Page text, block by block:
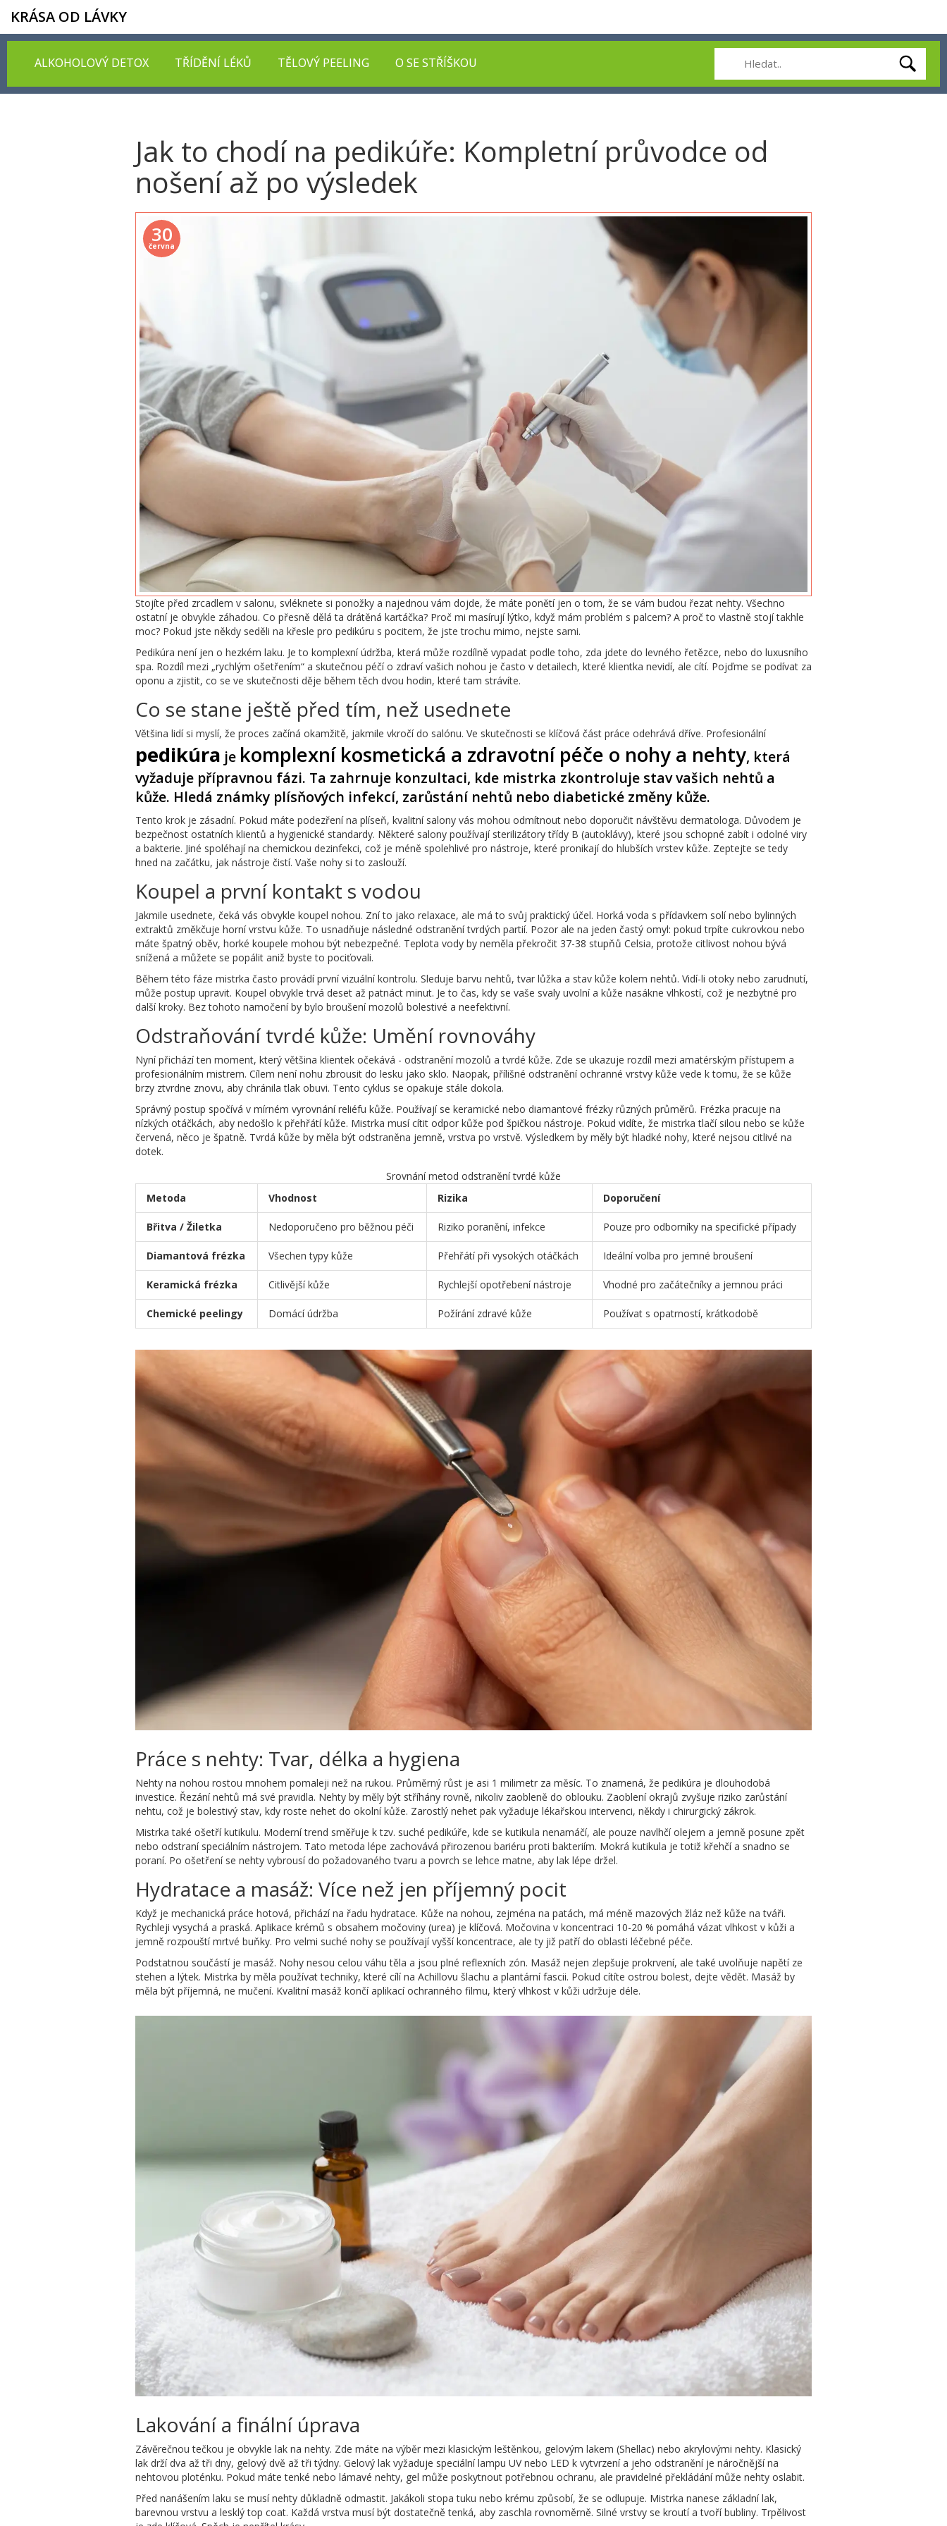
KRÁSA OD LÁVKY
ALKOHOLOVÝ DETOX TŘÍDĚNÍ LÉKŮ TĚLOVÝ PEELING O SE STŘÍŠKOU
Jak to chodí na pedikúře: Kompletní průvodce od
nošení až po výsledek
30
června
Stojíte před zrcadlem v salonu, svléknete si ponožky a najednou vám dojde, že máte ponětí jen o tom, že se vám budou řezat nehty. Všechno
ostatní je obvykle záhadou. Co přesně dělá ta drátěná kartáčka? Proč mi masírují lýtko, když mám problém s palcem? A proč to vlastně stojí takhle
moc? Pokud jste někdy seděli na křesle pro pedikúru s pocitem, že jste trochu mimo, nejste sami.
Pedikúra není jen o hezkém laku. Je to komplexní údržba, která může rozdílně vypadat podle toho, zda jdete do levného řetězce, nebo do luxusního
spa. Rozdíl mezi „rychlým ošetřením“ a skutečnou péčí o zdraví vašich nohou je často v detailech, které klientka nevidí, ale cítí. Pojďme se podívat za
oponu a zjistit, co se ve skutečnosti děje během těch dvou hodin, které tam strávíte.
Co se stane ještě před tím, než usednete
Většina lidí si myslí, že proces začíná okamžitě, jakmile vkročí do salónu. Ve skutečnosti se klíčová část práce odehrává dříve. Profesionální
pedikúra je komplexní kosmetická a zdravotní péče o nohy a nehty, která
vyžaduje přípravnou fázi. Ta zahrnuje konzultaci, kde mistrka zkontroluje stav vašich nehtů a
kůže. Hledá známky plísňových infekcí, zarůstání nehtů nebo diabetické změny kůže.
Tento krok je zásadní. Pokud máte podezření na plíseň, kvalitní salony vás mohou odmítnout nebo doporučit návštěvu dermatologa. Důvodem je
bezpečnost ostatních klientů a hygienické standardy. Některé salony používají sterilizátory třídy B (autoklávy), které jsou schopné zabít i odolné viry
a bakterie. Jiné spoléhají na chemickou dezinfekci, což je méně spolehlivé pro nástroje, které pronikají do hlubších vrstev kůže. Zeptejte se tedy
hned na začátku, jak nástroje čistí. Vaše nohy si to zaslouží.
Koupel a první kontakt s vodou
Jakmile usednete, čeká vás obvykle koupel nohou. Zní to jako relaxace, ale má to svůj praktický účel. Horká voda s přídavkem solí nebo bylinných
extraktů změkčuje horní vrstvu kůže. To usnadňuje následné odstranění tvrdých partií. Pozor ale na jeden častý omyl: pokud trpíte cukrovkou nebo
máte špatný oběv, horké koupele mohou být nebezpečné. Teplota vody by neměla překročit 37-38 stupňů Celsia, protože citlivost nohou bývá
snížená a můžete se popálit aniž byste to pociťovali.
Během této fáze mistrka často provádí první vizuální kontrolu. Sleduje barvu nehtů, tvar lůžka a stav kůže kolem nehtů. Vidí-li otoky nebo zarudnutí,
může postup upravit. Koupel obvykle trvá deset až patnáct minut. Je to čas, kdy se vaše svaly uvolní a kůže nasákne vlhkostí, což je nezbytné pro
další kroky. Bez tohoto namočení by bylo broušení mozolů bolestivé a neefektivní.
Odstraňování tvrdé kůže: Umění rovnováhy
Nyní přichází ten moment, který většina klientek očekává - odstranění mozolů a tvrdé kůže. Zde se ukazuje rozdíl mezi amatérským přístupem a
profesionálním mistrem. Cílem není nohu zbrousit do lesku jako sklo. Naopak, přílišné odstranění ochranné vrstvy kůže vede k tomu, že se kůže
brzy ztvrdne znovu, aby chránila tlak obuvi. Tento cyklus se opakuje stále dokola.
Správný postup spočívá v mírném vyrovnání reliéfu kůže. Používají se keramické nebo diamantové frézky různých průměrů. Frézka pracuje na
nízkých otáčkách, aby nedošlo k přehřátí kůže. Mistrka musí cítit odpor kůže pod špičkou nástroje. Pokud vidíte, že mistrka tlačí silou nebo se kůže
červená, něco je špatně. Tvrdá kůže by měla být odstraněna jemně, vrstva po vrstvě. Výsledkem by měly být hladké nohy, které nejsou citlivé na
dotek.
Srovnání metod odstranění tvrdé kůže
Metoda
Vhodnost Rizika Doporučení
Břitva / Žiletka Nedoporučeno pro běžnou péči Riziko poranění, infekce Pouze pro odborníky na specifické případy
Diamantová frézka Všechen typy kůže Přehřátí při vysokých otáčkách Ideální volba pro jemné broušení
Keramická frézka Citlivější kůže Rychlejší opotřebení nástroje Vhodné pro začátečníky a jemnou práci
Chemické peelingy Domácí údržba Požírání zdravé kůže Používat s opatrností, krátkodobě
Práce s nehty: Tvar, délka a hygiena
Nehty na nohou rostou mnohem pomaleji než na rukou. Průměrný růst je asi 1 milimetr za měsíc. To znamená, že pedikúra je dlouhodobá
investice. Řezání nehtů má své pravidla. Nehty by měly být stříhány rovně, nikoliv zaobleně do oblouku. Zaoblení okrajů zvyšuje riziko zarůstání
nehtu, což je bolestivý stav, kdy roste nehet do okolní kůže. Zarostlý nehet pak vyžaduje lékařskou intervenci, někdy i chirurgický zákrok.
Mistrka také ošetří kutikulu. Moderní trend směřuje k tzv. suché pedikúře, kde se kutikula nenamáčí, ale pouze navlhčí olejem a jemně posune zpět
nebo odstraní speciálním nástrojem. Tato metoda lépe zachovává přirozenou bariéru proti bakteriím. Mokrá kutikula je totiž křehčí a snadno se
poraní. Po ošetření se nehty vybrousí do požadovaného tvaru a povrch se lehce matne, aby lak lépe držel.
Hydratace a masáž: Více než jen příjemný pocit
Když je mechanická práce hotová, přichází na řadu hydratace. Kůže na nohou, zejména na patách, má méně mazových žláz než kůže na tváři.
Rychleji vysychá a praská. Aplikace krémů s obsahem močoviny (urea) je klíčová. Močovina v koncentraci 10-20 % pomáhá vázat vlhkost v kůži a
jemně rozpouští mrtvé buňky. Pro velmi suché nohy se používají vyšší koncentrace, ale ty již patří do oblasti léčebné péče.
Podstatnou součástí je masáž. Nohy nesou celou váhu těla a jsou plné reflexních zón. Masáž nejen zlepšuje prokrvení, ale také uvolňuje napětí ze
stehen a lýtek. Mistrka by měla používat techniky, které cílí na Achillovu šlachu a plantární fascii. Pokud cítíte ostrou bolest, dejte vědět. Masáž by
měla být příjemná, ne mučení. Kvalitní masáž končí aplikací ochranného filmu, který vlhkost v kůži udržuje déle.
Lakování a finální úprava
Závěrečnou tečkou je obvykle lak na nehty. Zde máte na výběr mezi klasickým leštěnkou, gelovým lakem (Shellac) nebo akrylovými nehty. Klasický
lak drží dva až tři dny, gelový dvě až tři týdny. Gelový lak vyžaduje speciální lampu UV nebo LED k vytvrzení a jeho odstranění je náročnější na
nehtovou ploténku. Pokud máte tenké nebo lámavé nehty, gel může poskytnout potřebnou ochranu, ale pravidelné překládání může nehty oslabit.
Před nanášením laku se musí nehty důkladně odmastit. Jakákoli stopa tuku nebo krému způsobí, že se odlupuje. Mistrka nanese základní lak,
barevnou vrstvu a lesklý top coat. Každá vrstva musí být dostatečně tenká, aby zaschla rovnoměrně. Silné vrstvy se kroutí a tvoří bubliny. Trpělivost